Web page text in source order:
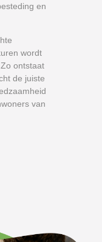
en
wordt
ontstaat
de juiste
van